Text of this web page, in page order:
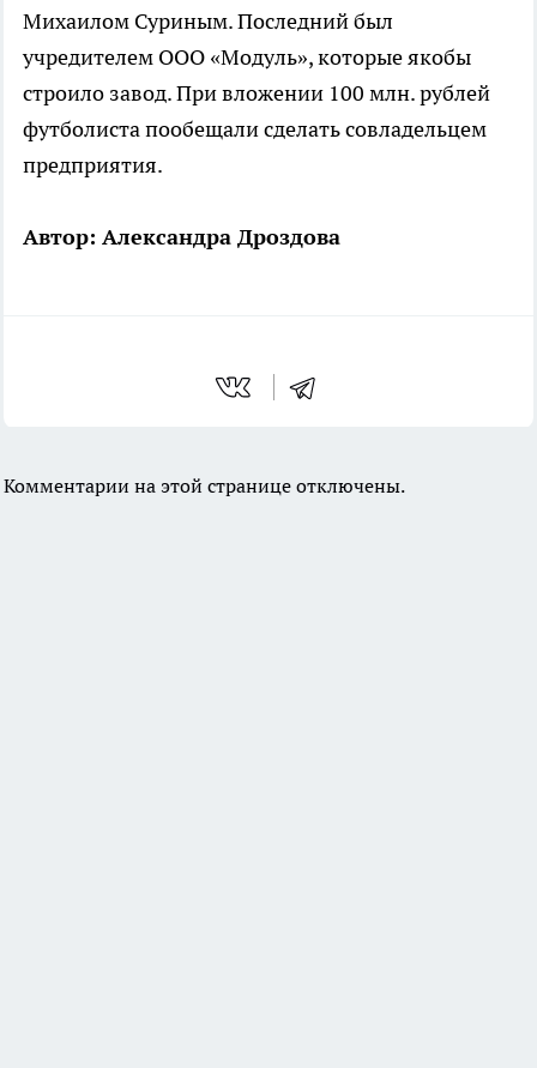
Михаилом Суриным. Последний был
учредителем ООО «Модуль», которые якобы
строило завод. При вложении 100 млн. рублей
футболиста пообещали сделать совладельцем
предприятия.
Автор: Александра Дроздова
Комментарии на этой странице отключены.